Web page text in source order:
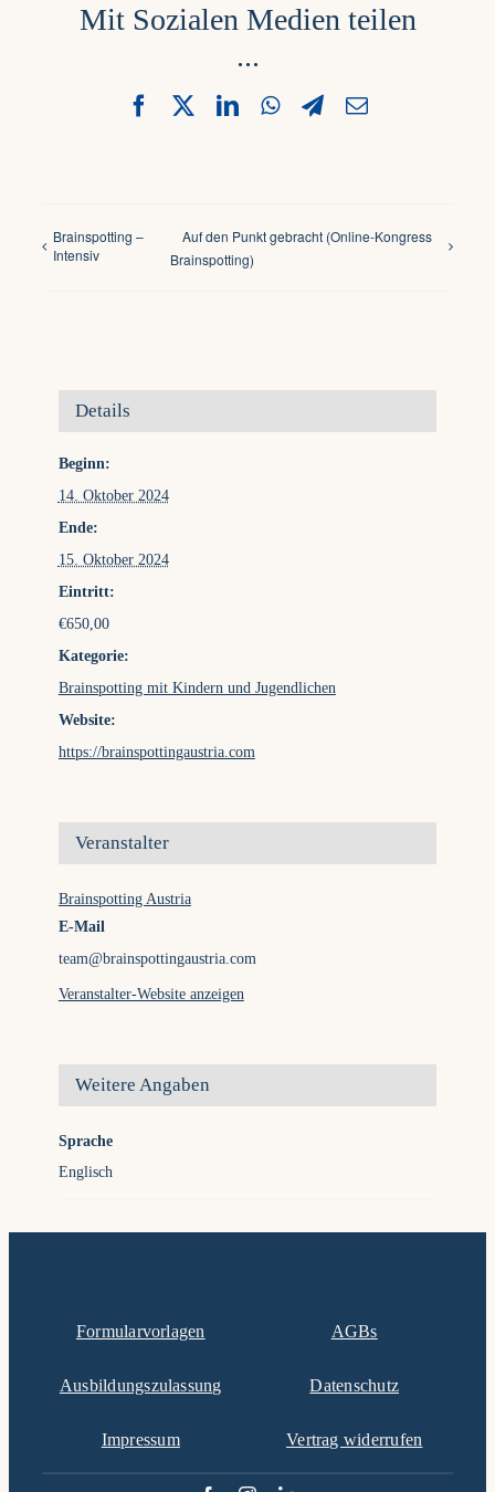
Mit Sozialen Medien teilen
...
Facebook
X LinkedInWhatsApp
Telegram
Email
Brainspotting –
Intensiv
Auf den Punkt gebracht (Online-Kongress
Brainspotting)
Details
Beginn:
14. Oktober 2024
Ende:
15. Oktober 2024
Eintritt:
€650,00
Kategorie:
Brainspotting mit Kindern und Jugendlichen
Website:
https://brainspottingaustria.com
Veranstalter
Brainspotting Austria
E-Mail
team@brainspottingaustria.com
Veranstalter-Website anzeigen
Weitere Angaben
Sprache
Englisch
Formularvorlagen
Ausbildungszulassung
Impressum
AGBs
Datenschutz
Vertrag widerrufen